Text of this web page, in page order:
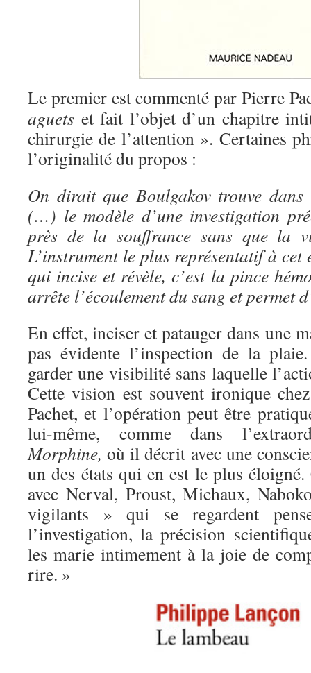
Le premier est commenté par Pierre
aguets et fait l’objet d’un chapitre
chirurgie de l’attention ». Certaines
l’originalité du propos :
On dirait que Boulgakov trouve
(…) le modèle d’une investigation
près de la souffrance sans que la
L’instrument le plus représentatif à
qui incise et révèle, c’est la pince
arrête l’écoulement du sang et permet
En effet, inciser et patauger dans une
pas évidente l’inspection de la
garder une visibilité sans laquelle
Cette vision est souvent ironique
Pachet, et l’opération peut être
lui-même, comme dans
Morphine, où il décrit avec une
un des états qui en est le plus
avec Nerval, Proust, Michaux,
vigilants » qui se regardent
l’investigation, la précision
les marie intimement à la joie de
rire. »